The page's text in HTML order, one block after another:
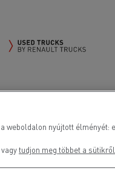
weboldalon nyújtott
tudjon meg többet a